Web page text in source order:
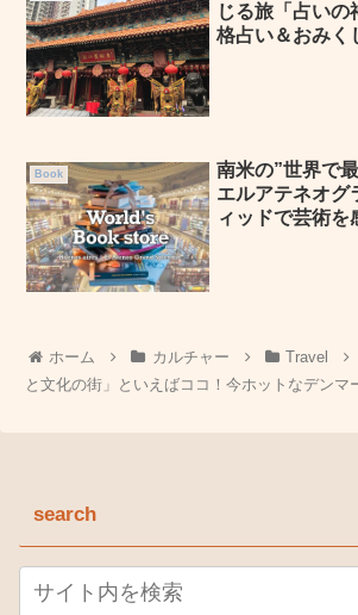
じる旅「占いの
格占い＆おみく
Book
南米の”世界で
エルアテネオグ
ィッドで芸術を
ホーム カルチャー Travel
と文化の街」といえばココ！今ホットなデンマ
search